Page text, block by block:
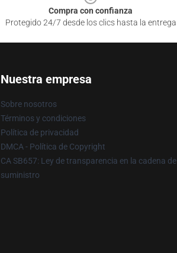
Compra con confianza
Protegido 24/7 desde los clics hasta la entrega
Nuestra empresa
Sobre nosotros
Términos y condiciones
Política de privacidad
DMCA - Política de Copyright
CA SB657: Ley de transparencia en la cadena de
suministro